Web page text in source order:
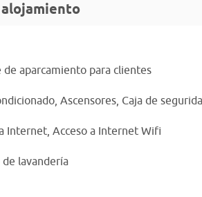
de aparcamiento para clientes
Ascensores, Caja de
Internet, Acceso a Internet Wifi
de lavandería